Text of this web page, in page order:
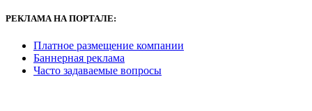
РЕКЛАМАНА ПОРТАЛЕ:
Платное размещение компании
Баннерная реклама
Часто задаваемые вопросы